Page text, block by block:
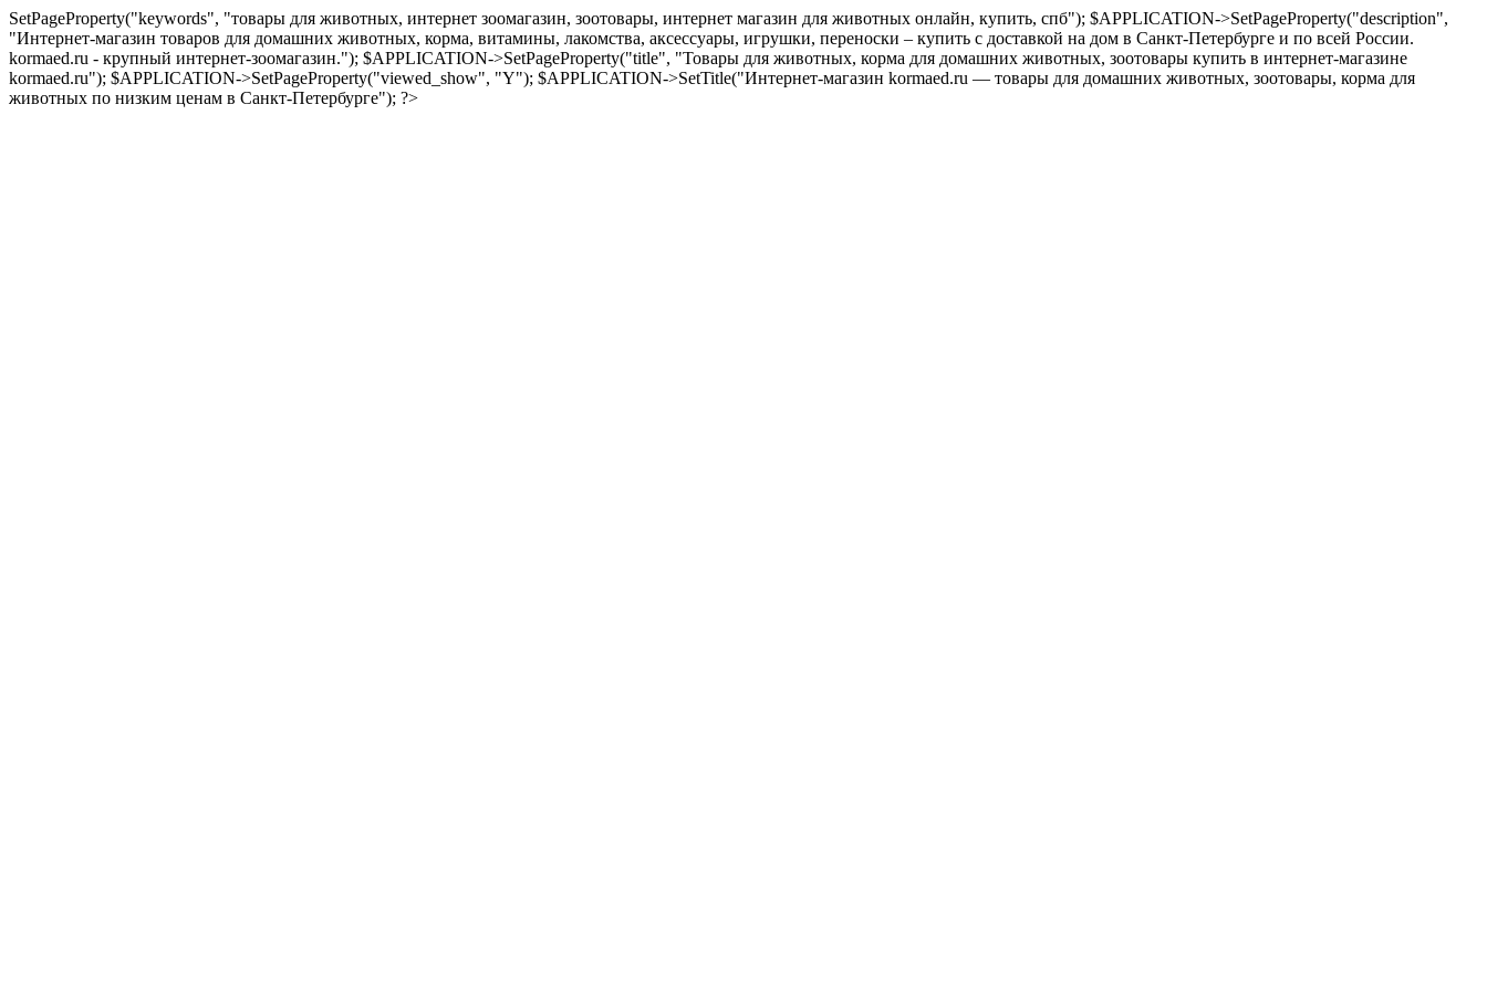
SetPageProperty("keywords", "товары для животных, интернет зоомагазин, зоотовары, интернет магазин для животных онлайн, купить, спб"); $APPLICATION->SetPageProperty("description",
"Интернет-магазин товаров для домашних животных, корма, витамины, лакомства, аксессуары, игрушки, переноски – купить с доставкой на дом в Санкт-Петербурге и по всей России.
kormaed.ru - крупный интернет-зоомагазин."); $APPLICATION->SetPageProperty("title", "Товары для животных, корма для домашних животных, зоотовары купить в интернет-магазине
kormaed.ru"); $APPLICATION->SetPageProperty("viewed_show", "Y"); $APPLICATION->SetTitle("Интернет-магазин kormaed.ru — товары для домашних животных, зоотовары, корма для
животных по низким ценам в Санкт-Петербурге"); ?>